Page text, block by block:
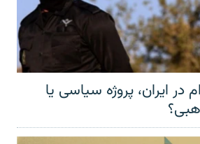
در ایران، پروژه سیاسی یا